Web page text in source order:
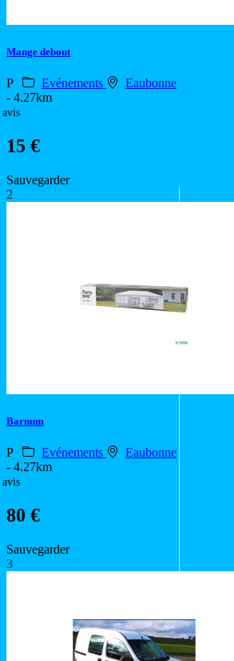
Mange debout
P Evénements
Eaubonne
- 4.27km
avis
15 €
Sauvegarder
2
Barnum
P Evénements
Eaubonne
- 4.27km
avis
80 €
Sauvegarder
3